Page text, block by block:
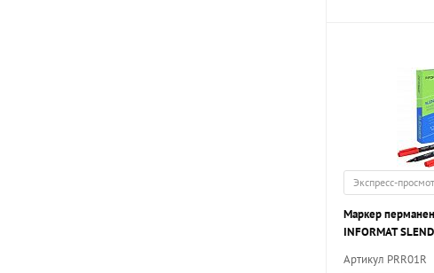
Экспресс-
Маркер
INFORMAT
Артикул PRR01R